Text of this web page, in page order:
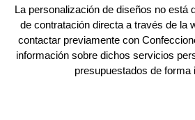
La personalización de diseños no está
de contratación directa a través de la
contactar previamente con
información sobre dichos servicios
presupuestados de forma